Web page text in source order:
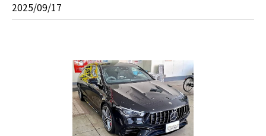
2025/09/17